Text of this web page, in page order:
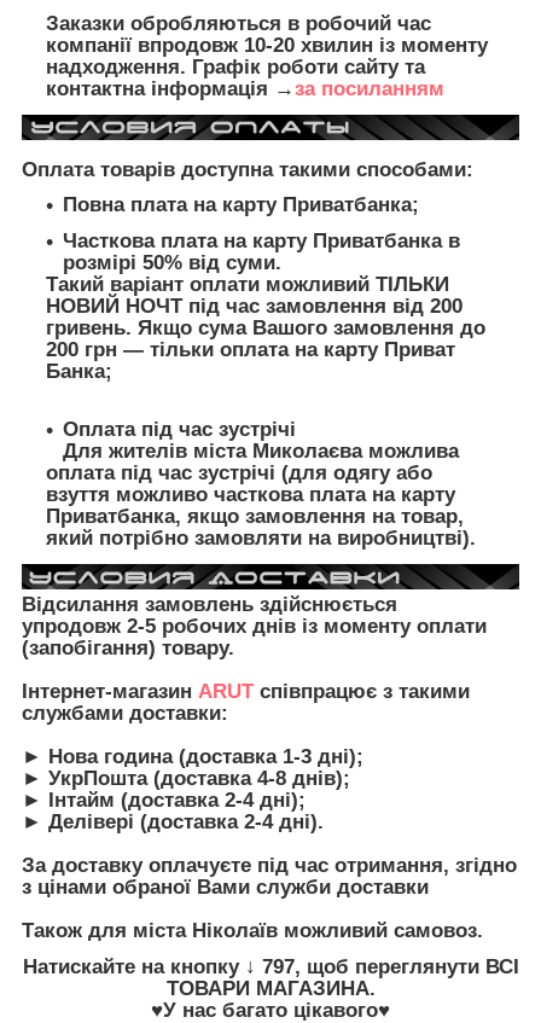
Заказки обробляються в робочий час
компанії впродовж 10-20 хвилин із моменту
надходження. Графік роботи сайту та
контактна інформація →за посиланням
Оплата товарів доступна такими способами:
Повна плата на карту Приватбанка;
Часткова плата на карту Приватбанка в
розмірі 50% від суми.
Такий варіант оплати можливий ТІЛЬКИ
НОВИЙ НОЧТ під час замовлення від 200
гривень. Якщо сума Вашого замовлення до
200 грн — тільки оплата на карту Приват
Банка;
Оплата під час зустрічі
Для жителів міста Миколаєва можлива
оплата під час зустрічі (для одягу або
взуття можливо часткова плата на карту
Приватбанка, якщо замовлення на товар,
який потрібно замовляти на виробництві).
Відсилання замовлень здійснюється
упродовж 2-5 робочих днів із моменту оплати
(запобігання) товару.
Інтернет-магазин ARUTспівпрацює з такими
службами доставки:
► Нова година (доставка 1-3 дні);
► УкрПошта (доставка 4-8 днів);
► Інтайм (доставка 2-4 дні);
► Делівері (доставка 2-4 дні).
За доставку оплачуєте під час отримання, згідно
з цінами обраної Вами служби доставки
Також для міста Ніколаїв можливий самовоз.
Натискайте на кнопку↓ 797, щоб переглянути ВСІ
ТОВАРИ МАГАЗИНА.
♥У нас багато цікавого♥